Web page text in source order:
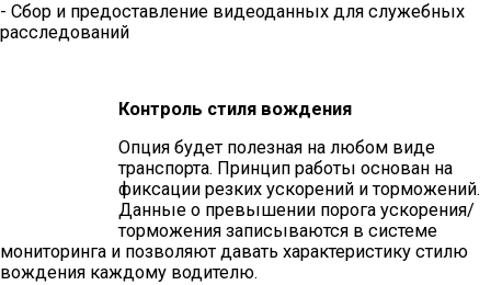
- Сбор и предоставление видеоданных для служебных
расследований
Контроль стиля вождения
Опция будет полезная на любом виде
транспорта. Принцип работы основан на
фиксации резких ускорений и торможений.
Данные о превышении порога ускорения/
торможения записываются в системе
мониторинга и позволяют давать характеристику стилю
вождения каждому водителю.